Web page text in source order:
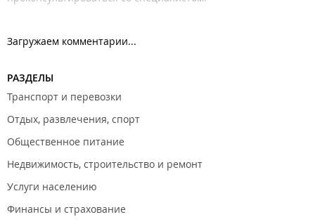
Загружаем комментарии...
РАЗДЕЛЫ
Транспорт и перевозки
Отдых, развлечения, спорт
Общественное питание
Недвижимость, строительство и ремонт
Услуги населению
Финансы и страхование